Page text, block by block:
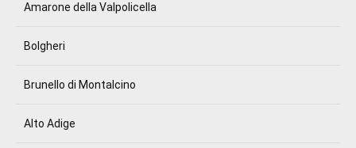
Amarone della Valpolicella
Bolgheri
Brunello di Montalcino
Alto Adige